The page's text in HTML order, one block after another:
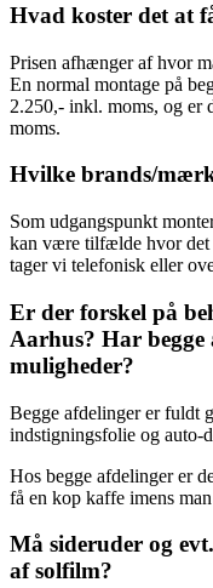
Hvad koster det at
Prisen afhænger af hvor
En normal montage på
2.250,- inkl. moms, og er
moms.
Hvilke brands/
Som udgangspunkt
kan være tilfælde hvor
tager vi telefonisk eller
Er der forskel på
Aarhus? Har begge
muligheder?
Begge afdelinger er fuldt
indstigningsfolie og auto-
Hos begge afdelinger er
få en kop kaffe imens
Må sideruder og
af solfilm?